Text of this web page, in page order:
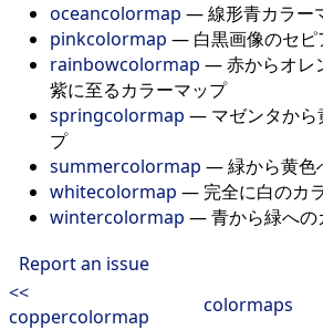
oceancolormap — 線形青カラー
pinkcolormap — 白黒画像のセピ
rainbowcolormap — 赤からオレ
紫に至るカラーマップ
springcolormap — マゼンタから
プ
summercolormap — 緑から黄色
whitecolormap — 完全に白のカ
wintercolormap — 青から緑への
Report an issue
<<
coppercolormap
colormaps